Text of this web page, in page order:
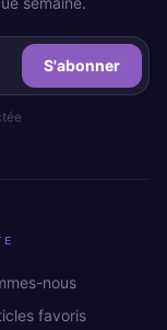
S'abonner
nous
favoris